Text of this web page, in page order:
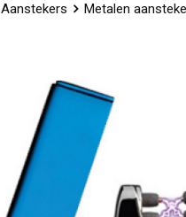
Aanstekers Metalen